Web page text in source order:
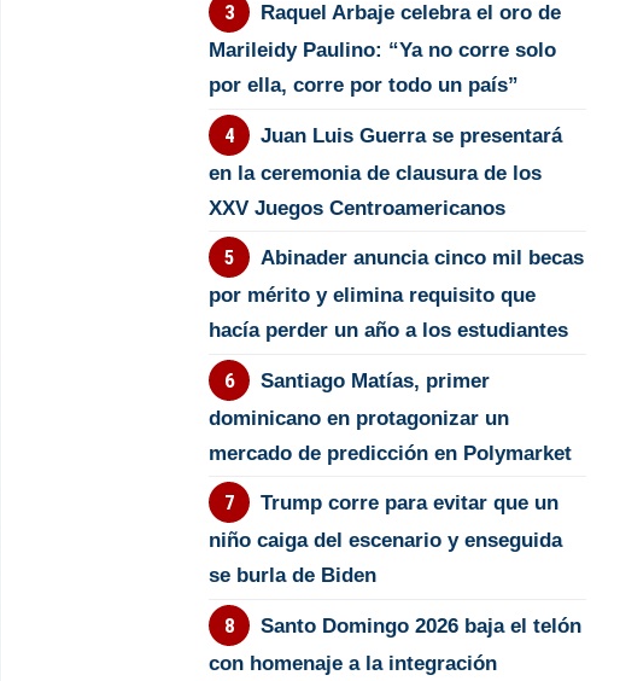
Raquel Arbaje celebra el oro de
Marileidy Paulino: “Ya no corre solo
por ella, corre por todo un país”
Juan Luis Guerra se presentará
en la ceremonia de clausura de los
XXV Juegos Centroamericanos
Abinader anuncia cinco mil becas
por mérito y elimina requisito que
hacía perder un año a los estudiantes
Santiago Matías, primer
dominicano en protagonizar un
mercado de predicción en Polymarket
Trump corre para evitar que un
niño caiga del escenario y enseguida
se burla de Biden
Santo Domingo 2026 baja el telón
con homenaje a la integración